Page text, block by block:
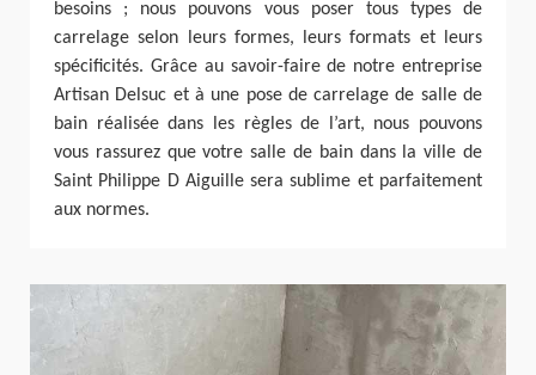
besoins ; nous pouvons vous poser tous types de
carrelage selon leurs formes, leurs formats et leurs
spécificités. Grâce au savoir-faire de notre entreprise
Artisan Delsuc et à une pose de carrelage de salle de
bain réalisée dans les règles de l’art, nous pouvons
vous rassurez que votre salle de bain dans la ville de
Saint Philippe D Aiguille sera sublime et parfaitement
aux normes.